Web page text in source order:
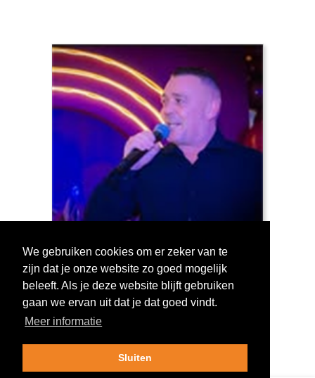
Log in om te stemmen!
We gebruiken cookies om er zeker van te
zijn dat je onze website zo goed mogelijk
beleeft. Als je deze website blijft gebruiken
gaan we ervan uit dat je dat goed vindt.
Meer informatie
Sluiten